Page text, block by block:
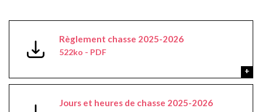
Règlement chasse 2025-2026
522ko - PDF
Jours et heures de chasse 2025-2026